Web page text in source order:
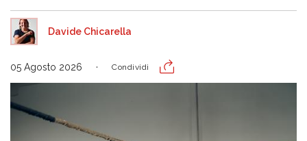
Davide Chicarella
05 Agosto 2026 Condividi